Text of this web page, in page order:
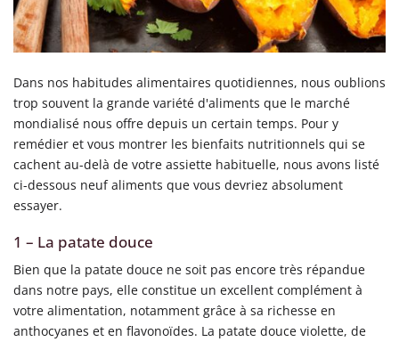
Dans nos habitudes alimentaires quotidiennes, nous oublions
trop souvent la grande variété d'aliments que le marché
mondialisé nous offre depuis un certain temps. Pour y
remédier et vous montrer les bienfaits nutritionnels qui se
cachent au-delà de votre assiette habituelle, nous avons listé
ci-dessous neuf aliments que vous devriez absolument
essayer.
1 – La patate douce
Bien que la patate douce ne soit pas encore très répandue
dans notre pays, elle constitue un excellent complément à
votre alimentation, notamment grâce à sa richesse en
anthocyanes et en flavonoïdes. La patate douce violette, de